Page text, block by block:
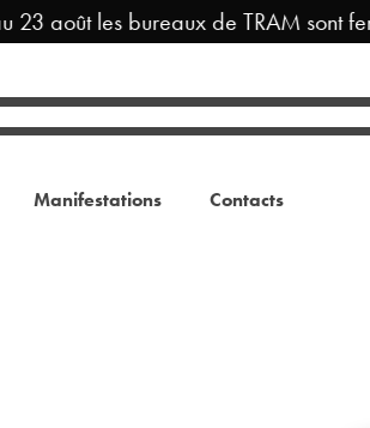
23 août les bureaux de TRAM sont
Manifestations Contacts